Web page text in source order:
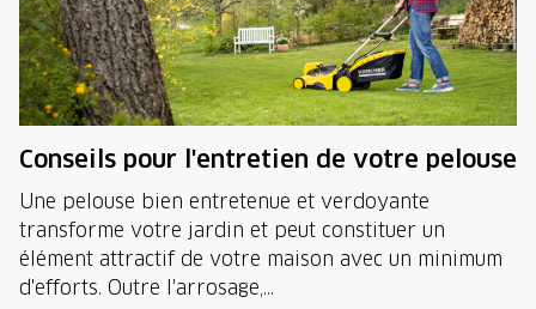
Conseils pour l'entretien de votre pelouse
Une pelouse bien entretenue et verdoyante
transforme votre jardin et peut constituer un
élément attractif de votre maison avec un minimum
d'efforts. Outre l'arrosage,...